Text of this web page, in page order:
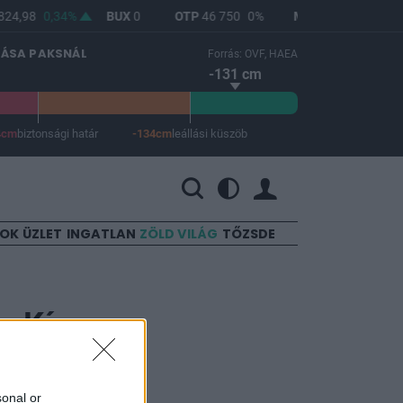
or
0,34% BUX0 OTP46 750 0% MOL
PAKSNÁL Forrás: OVF, HAEA
-131 cm
biztonsági határ -134cmleállási küszöb
ÜZLET INGATLAN ZÖLD VILÁG TŐZSDE
Kína